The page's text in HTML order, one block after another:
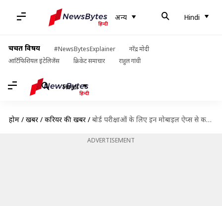
अन्य Hindi
चर्चित विषय #NewsBytesExplainer
नरेंद्र मोदी
आर्टिफिशियल इंटेलिजेंस
क्रिकेट समाचार राहुल गांधी
Hindi
होम / खबरें / करियर की खबरें / बोर्ड परीक्षाओं के लिए इन मोबाइल ऐप्स से करें तैयारी, आएंगे अच्छे नंबर
ADVERTISEMENT